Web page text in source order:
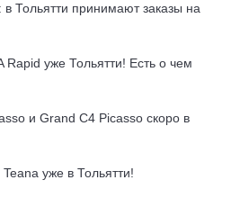
Тольятти принимают заказы на
Rapid уже Тольятти! Есть о чем
и Grand C4 Picasso скоро в
уже в Тольятти!